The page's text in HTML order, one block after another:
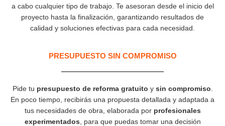
a cabo cualquier tipo de trabajo. Te asesoran desde el inicio del
proyecto hasta la finalización, garantizando resultados de
calidad y soluciones efectivas para cada necesidad.
PRESUPUESTO SIN COMPROMISO
Pide tu presupuesto de reforma gratuito y sin compromiso
En poco tiempo, recibirás una propuesta detallada y adaptada a
tus necesidades de obra, elaborada por profesionales
experimentados , para que puedas tomar una decisión